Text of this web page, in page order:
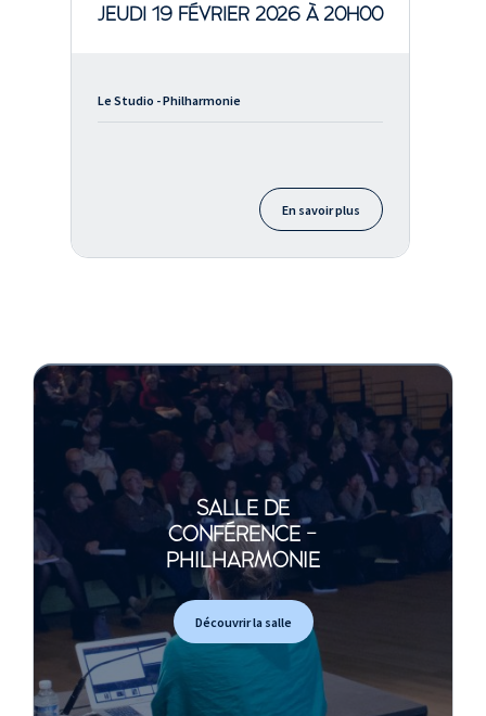
JEUDI 19 FÉVRIER 2026 À 20H00
Le Studio - Philharmonie
En savoir plus
SALLE DE
CONFÉRENCE -
PHILHARMONIE
Découvrir la salle